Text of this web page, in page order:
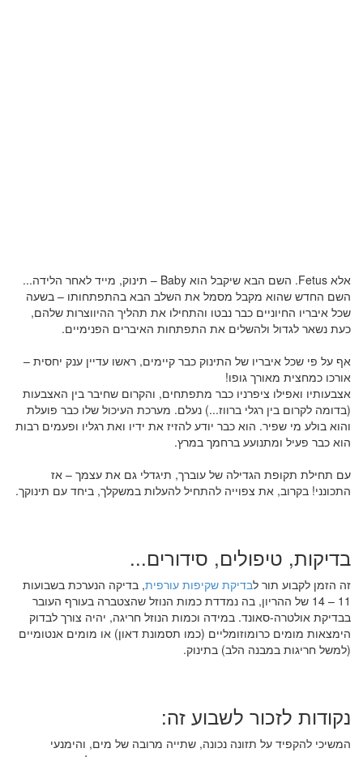
אלא Fetus. השם הבא שיקבל הוא Baby – תינוק, מייד לאחר הלידה...
השם החדש שהוא מקבל מסמל את השלב הבא בהתפתחותו – בשעה
שכל איבריו החיוניים כבר נבטו והתחילו את תהליך ההיווצרות שלהם,
כעת נשאר לגדול ולהשלים את התפתחות האיברים הפנימיים.
אף על פי שכל איבריו של התינוק כבר קיימים, ראשו עדיין ענק יחסית –
אורכו כמחצית מאורך גופו!
אצבעותיו ואפילו ציפרניו כבר מתפתחים, והקרום שחיבר בין האצבעות
(בדומה לקרום בין רגלי ברווז...) נעלם. מערכת העיכול שלו כבר פועלת
והוא בולע מי שפיר. הוא כבר יודע להזיז את ידיו ואת רגליו ופעמים רבות
הוא כבר פעיל ומתנועע ברחמך במרץ.
עם תחילת תקופת הגדילה של עוברך, תיגדלי גם את עצמך – אז
התכונני! בקרוב, את צפוייה להתחיל להעלות במשקלך, ביחד עם תינוקך.
בדיקות, טיפולים, סידורים...
זה הזמן לקבוע תור לבדיקת שקיפות עורפית, בדיקה הנערכת בשבועות
11 – 14 של ההריון, בה נמדדת כמות הנוזל שהצטברה בעורף העובר
בבדיקת אולטרה-סאונד. במידה וכמות הנוזל חריגה, יהיה צורך לבדוק
הימצאות מומים כרומוזומליים (כמו תסמונת דאון) או מומים אנטומיים
(למשל חריגות במבנה הלב) בתינוק.
נקודות לזכור לשבוע זה:
המשיכי להקפיד על תזונה נכונה, שתייה מרובה של מים, והימנעי